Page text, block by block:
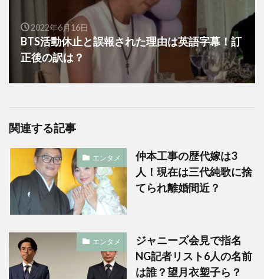
2022年6月16日
BTS活動休止と誤報された理由は英語字幕！訂
正後の訳は？
関連する記事
エンタメ
仲本工事の歴代嫁は3
人！現在は三代純歌に捨
てられ離婚間近？
エンタメ
ジャニーズ会見で指名
NG記者リスト6人の名前
は誰？望月衣塑子ら？